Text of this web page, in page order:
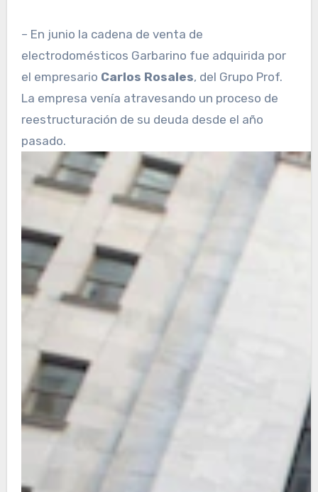
– En junio la cadena de venta de
electrodomésticos Garbarino fue adquirida por
el empresario Carlos Rosales, del Grupo Prof.
La empresa venía atravesando un proceso de
reestructuración de su deuda desde el año
pasado.